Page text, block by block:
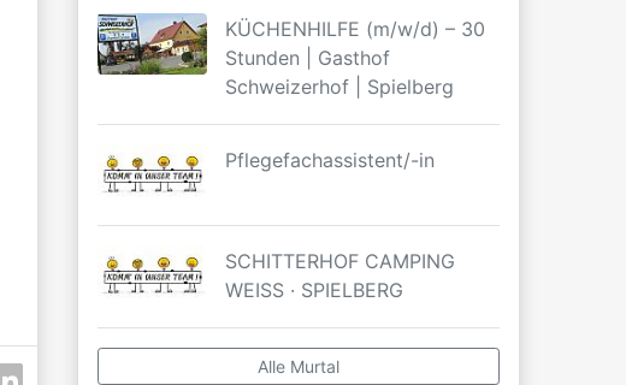
KÜCHENHILFE (m/w/d) – 30
Stunden | Gasthof
Schweizerhof | Spielberg
Pflegefachassistent/-in
SCHITTERHOF CAMPING
WEISS · SPIELBERG
Alle Murtal